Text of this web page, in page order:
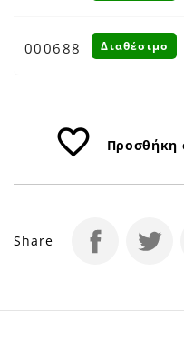
000688 Διαθέσιμο
favorite_border Προσθήκη
Share